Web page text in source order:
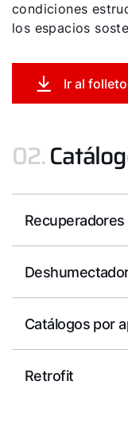
condiciones
los espacios
Ir al
02.
Catálogos por
Retrofit
Ligações
Service App